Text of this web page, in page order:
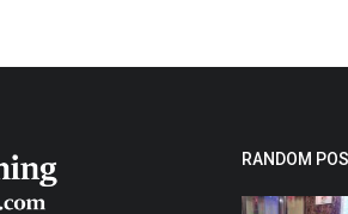
RANDOM